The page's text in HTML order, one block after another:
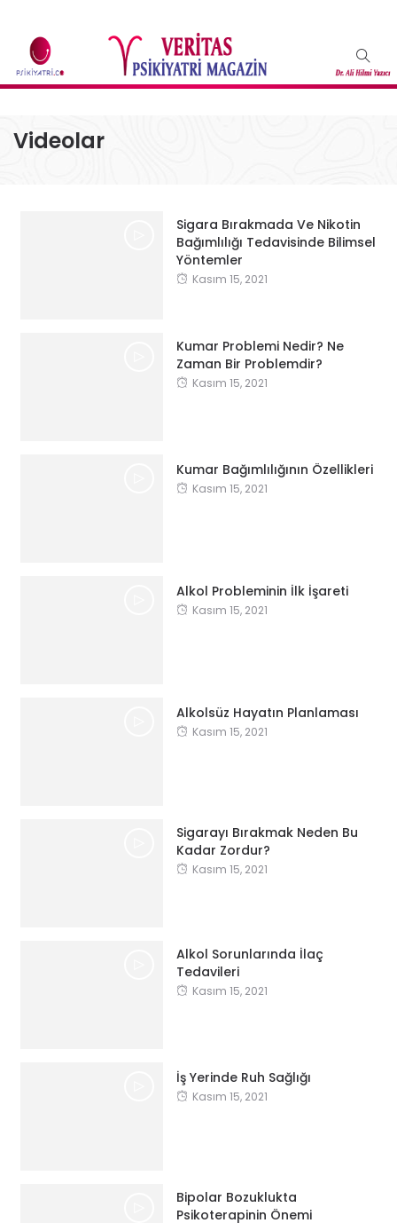
Videolar
Sigara Bırakmada Ve Nikotin
Bağımlılığı Tedavisinde Bilimsel
Yöntemler
Kasım 15, 2021
Kumar Problemi Nedir? Ne
Zaman Bir Problemdir?
Kasım 15, 2021
Kumar Bağımlılığının Özellikleri
Kasım 15, 2021
Alkol Probleminin İlk İşareti
Kasım 15, 2021
Alkolsüz Hayatın Planlaması
Kasım 15, 2021
Sigarayı Bırakmak Neden Bu
Kadar Zordur?
Kasım 15, 2021
Alkol Sorunlarında İlaç
Tedavileri
Kasım 15, 2021
İş Yerinde Ruh Sağlığı
Kasım 15, 2021
Bipolar Bozuklukta
Psikoterapinin Önemi